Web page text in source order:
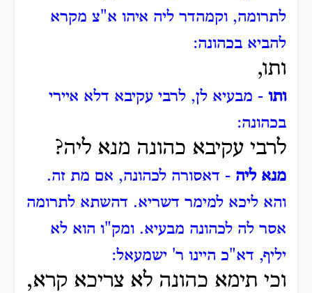
לתרומה, וקמהדר ליה איהו א"צ מקרא
להביא בכהונה:
ותו,
ותו - מבעיא לן, לרבי עקיבא דלא איירי
בכהונה:
לרבי עקיבא כהונה מנא ליה?
מנא ליה - דאסורה לכהונה, אם מת זה.
והא ליכא למימר דשריא. דהשתא לתרומה
אסר לה לכהונה מבעיא. ומק"ו הוא לא
יליף, דא"כ היינו ר' ישמעאל:
וכי תימא כהונה לא צריכא קרא,